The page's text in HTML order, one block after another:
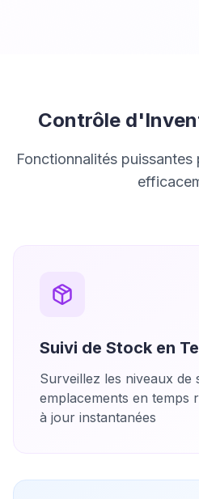
Contrôle
Fonctionnalités
Suivi de Stock en
Surveillez les niveaux de
emplacements en temps
à jour instantanées